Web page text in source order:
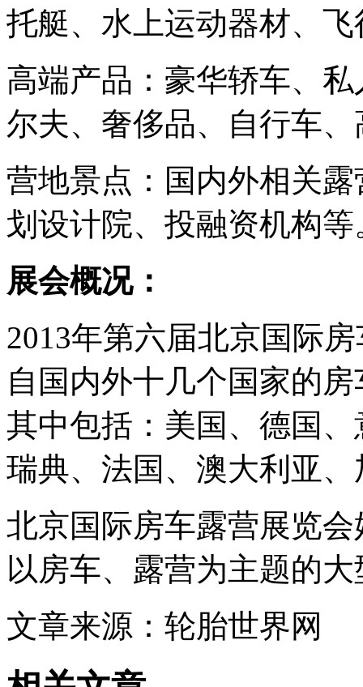
托艇、水上运动器材、
高端产品：豪华轿车、
尔夫、奢侈品、自行车
营地景点：国内外相关
划设计院、投融资机构等
展会概况：
2013年第六届北京国际
自国内外十几个国家的
其中包括：美国、德国
瑞典、法国、澳大利亚
北京国际房车露营展览
以房车、露营为主题的
文章来源：轮胎世界网